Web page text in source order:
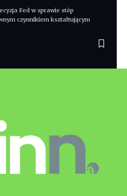
Fed w sprawie stóp
czynnikiem kształtującym